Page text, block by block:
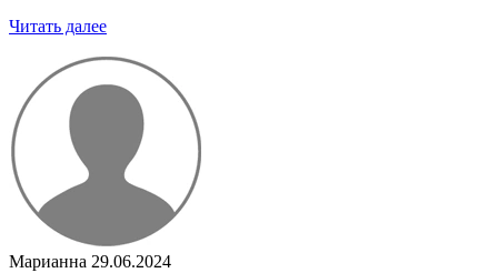
Читать далее
Марианна 29.06.2024